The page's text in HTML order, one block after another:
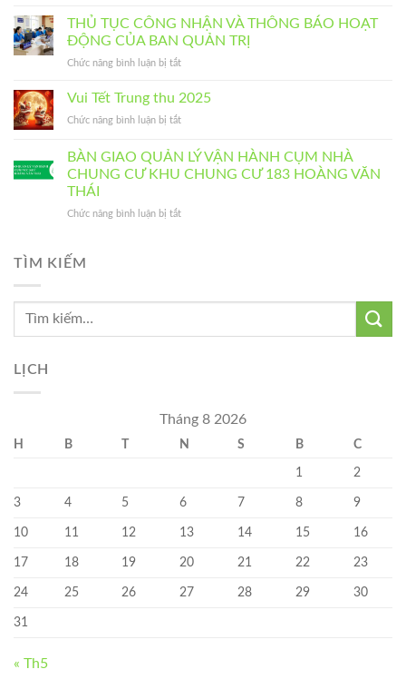
CENTRAL
2025
–
CƯ
KHU
183
HOÀNG
huấn
nghiệp
vụ
và
tập
án
cháy
chữa
nhà
THỦ TỤC CÔNG NHẬN VÀ THÔNG BÁO HOẠT
ĐỘNG CỦA BAN QUẢN TRỊ
Chức năng bình luận bị tắtở
TỤC
NHẬN
THÔNG
BÁO
CỦA
Vui Tết Trung thu 2025
Chức năng bình luận bị tắtở
Tết
thu
BÀN GIAO QUẢN LÝ VẬN HÀNH CỤM NHÀ
CHUNG CƯ KHU CHUNG CƯ 183 HOÀNG VĂN
THÁI
Chức năng bình luận bị tắtở
HÀNH
NHÀ
CƯ
183
HOÀNG
TÌM KIẾM
LỊCH
Tháng 8 2026
H B T N S B C
1 2
3 4 5 6 7 8 9
10 11 12 13 14 15 16
17 18 19 20 21 22 23
24 25 26 27 28 29 30
31
« Th5